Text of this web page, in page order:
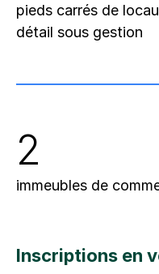
pieds carrés de
détail sous gestion
2
immeubles de
Inscriptions en